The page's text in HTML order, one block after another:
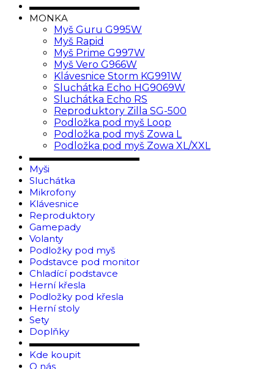
▬▬▬▬▬▬▬▬▬▬▬▬
MONKA
Myš Guru G995W
Myš Rapid
Myš Prime G997W
Myš Vero G966W
Klávesnice Storm KG991W
Sluchátka Echo HG9069W
Sluchátka Echo RS
Reproduktory Zilla SG-500
Podložka pod myš Loop
Podložka pod myš Zowa L
Podložka pod myš Zowa XL/XXL
▬▬▬▬▬▬▬▬▬▬▬▬
Myši
Sluchátka
Mikrofony
Klávesnice
Reproduktory
Gamepady
Volanty
Podložky pod myš
Podstavce pod monitor
Chladící podstavce
Herní křesla
Podložky pod křesla
Herní stoly
Sety
Doplňky
▬▬▬▬▬▬▬▬▬▬▬▬
Kde koupit
O nás